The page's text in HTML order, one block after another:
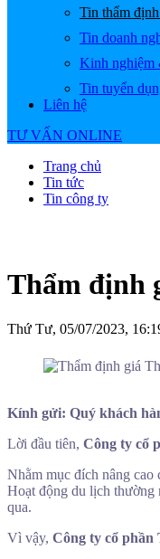
Tin thẩm
Tin doanh
Kinh nghiệm
Tin tuyển
Liên hệ
TƯ VẤN ONLINE
Trang chủ
Tin tức
Tin công ty
Thẩm định
Thứ Tư, 05/07/2023,
Kính gửi: Quý khách
Lời đầu tiên, Công ty cổ
Nhằm mục đích nâng cao
Hoạt động du lịch thường
qua.
Vì vậy, Công ty cổ